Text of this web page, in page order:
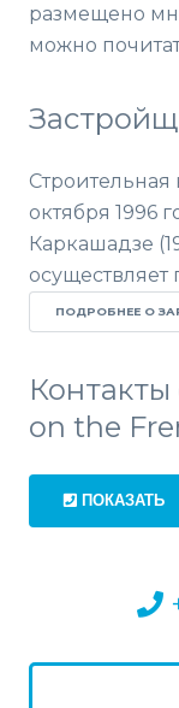
размещено
можно
октября 1996
Каркашадзе
ПОДРОБНЕЕ О
on the
ПОКАЗАТЬ